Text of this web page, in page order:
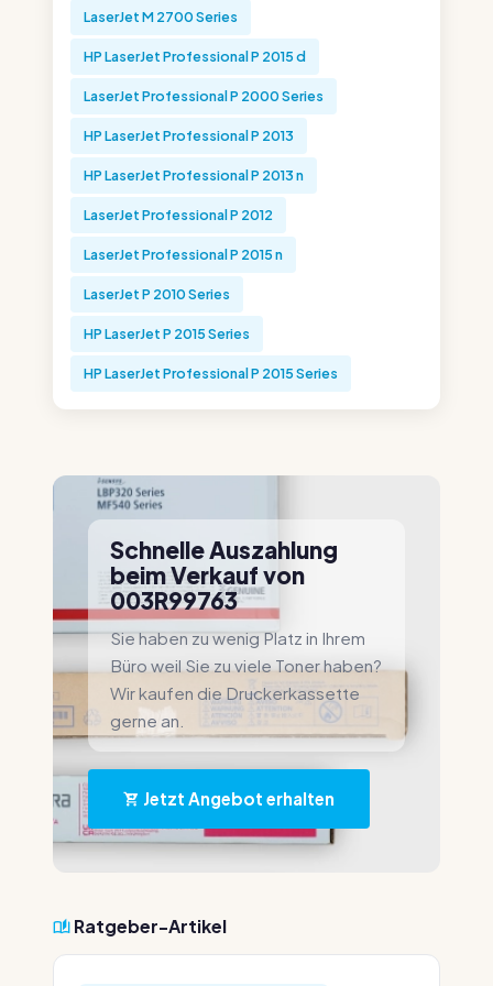
LaserJet M 2700 Series
HP LaserJet Professional P 2015 d
LaserJet Professional P 2000 Series
HP LaserJet Professional P 2013
HP LaserJet Professional P 2013 n
LaserJet Professional P 2012
LaserJet Professional P 2015 n
LaserJet P 2010 Series
HP LaserJet P 2015 Series
HP LaserJet Professional P 2015 Series
Schnelle Auszahlung
beim Verkauf von
003R99763
Sie haben zu wenig Platz in Ihrem
Büro weil Sie zu viele Toner haben?
Wir kaufen die Druckerkassette
gerne an.
Jetzt Angebot erhalten
Ratgeber-Artikel